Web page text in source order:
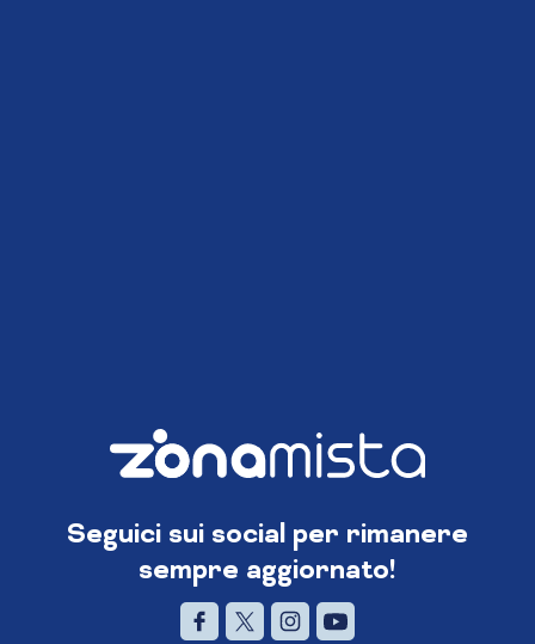
Seguici sui social per rimanere
sempre aggiornato!